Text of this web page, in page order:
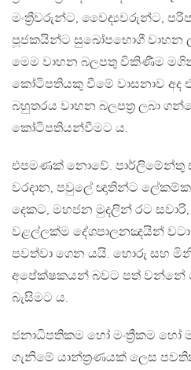
මංත්‍රීවරුන්ට, වෛද්‍යවරුන්ට,
පූජකයින්ට සුඛෝපභොගී වාහන
මෙම වාහන බලපතු විකිණීම
කෝටිපතියකු වීමේ වාසනාව අද
බහුතරය වාහන බලපත්‍ර ලබා
කෝටිපතියන්වීමට ය.
එපමණක් නොවේ. පාර්ලිමේන්තු
වරදාන, පවුලේ ඥාතින්ට
දෙකට, මහජන මුදලින් රට
වළල්ලක්ම දේශපාලනඤයින් වටා
පවත්වා ගෙන යයි. හොරු සහ
අපේක්ෂකයන් බවට පත් වන්නේ
බැසිමට ය.
ජනාධිපතිකම හෝ මංත්‍රීකම හෝ
ගැනිමේ යාන්ත්‍රණයක් ලෙස